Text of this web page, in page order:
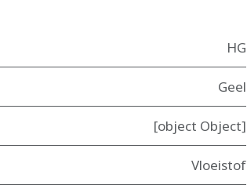
HG
Geel
[object Object]
Vloeistof